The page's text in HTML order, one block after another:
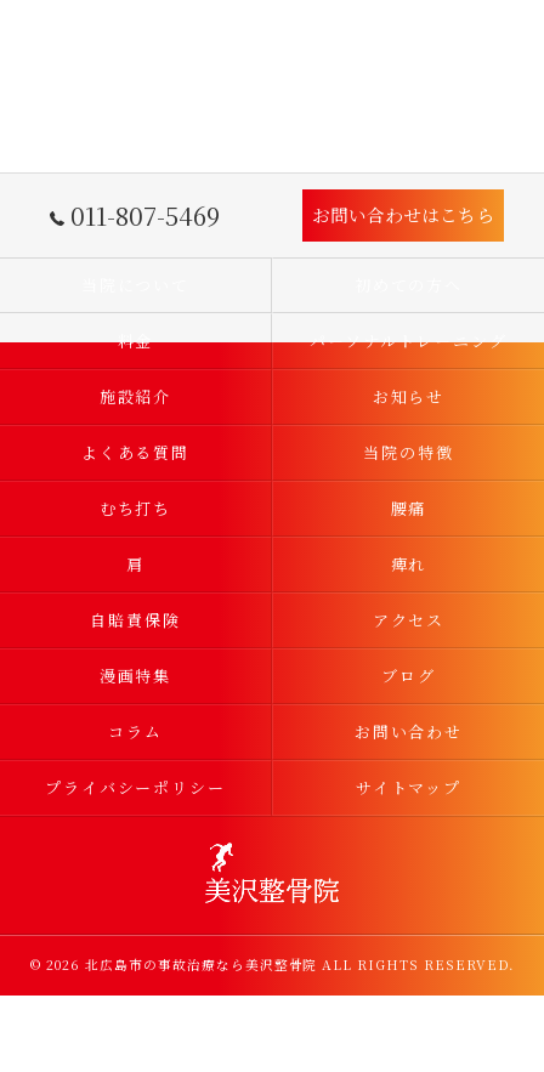
011-807-5469 お問い合わせはこちら
料金 パーソナルトレーニング
施設紹介 お知らせ
よくある質問 当院の特徴
むち打ち 腰痛
肩 痺れ
自賠責保険 アクセス
漫画特集 ブログ
コラム お問い合わせ
プライバシーポリシー サイトマップ
© 2026 北広島市の事故治療なら美沢整骨院 ALL RIGHTS RESERVED.